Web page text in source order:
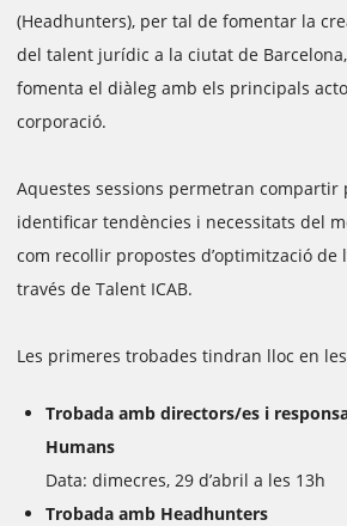
(Headhunters), per tal de fomentar la
del talent jurídic a la ciutat de
fomenta el diàleg amb els principals
corporació.
Aquestes sessions permetran compartir
identificar tendències i necessitats del
com recollir propostes d’optimització de
través de Talent ICAB.
Les primeres trobades tindran lloc en
Trobada amb directors/es i
Humans
Data: dimecres, 29 d’abril a les 13h
Trobada amb Headhunters